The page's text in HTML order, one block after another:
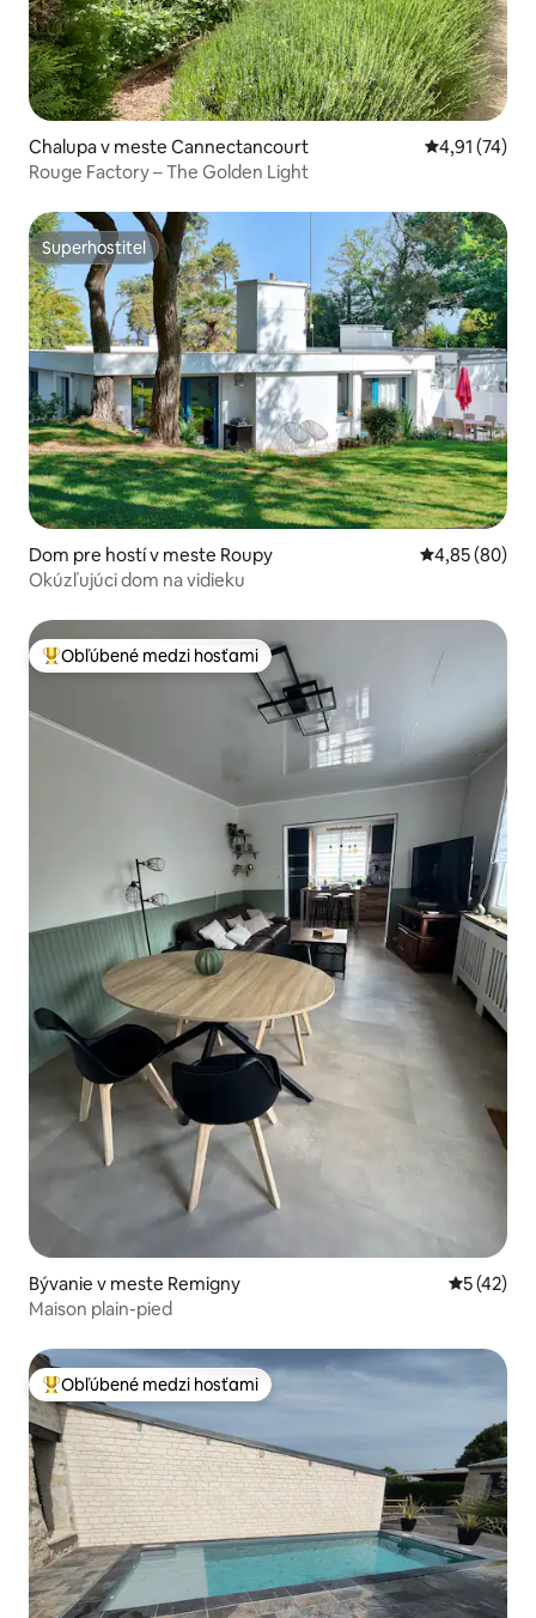
Chalupa v meste Cannectancourt Priemerné
4,91 (74)
Rouge Factory – The Golden Light
Superhostiteľ
Superhostiteľ
Dom pre hostí v meste Roupy Priemerné
4,85 (80)
Okúzľujúci dom na vidieku
Najobľúbenejšie medzi hosťami
Obľúbené medzi hosťami
Bývanie v meste Remigny
5 (42)
Maison plain-pied
Najobľúbenejšie medzi hosťami
Obľúbené medzi hosťami